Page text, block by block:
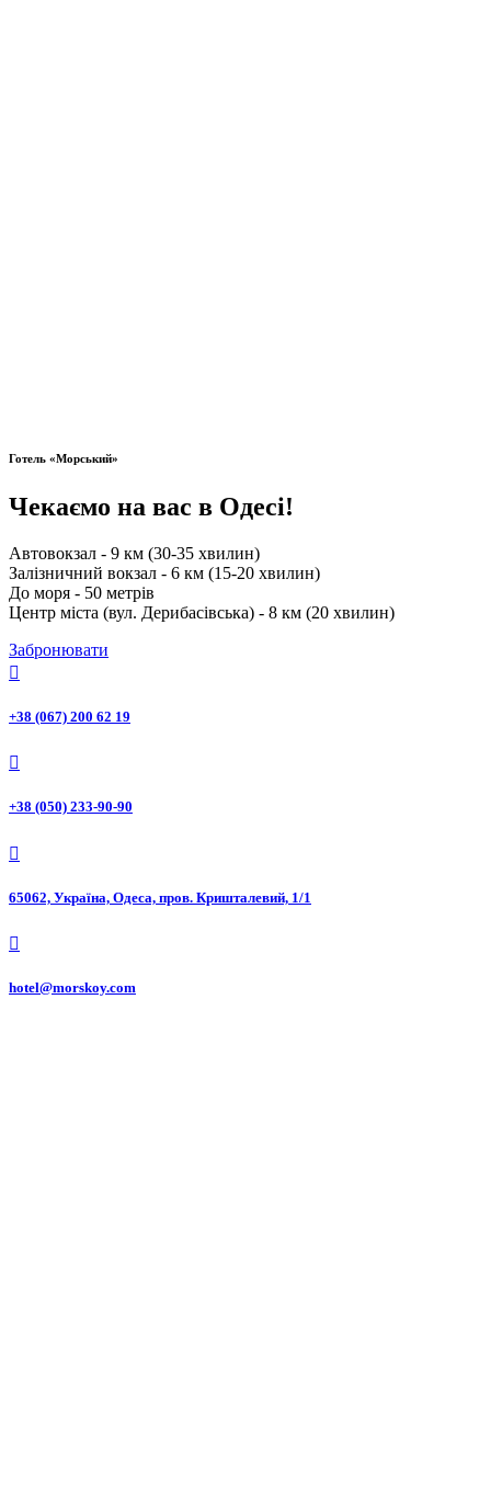
Готель «Морський»
Чекаємо на вас в Одесі!
Автовокзал - 9 км (30-35 хвилин)
Залізничний вокзал - 6 км (15-20 хвилин)
До моря - 50 метрів
Центр міста (вул. Дерибасівська) - 8 км (20 хвилин)
Забронювати

+38 (067) 200 62 19

+38 (050) 233-90-90

65062, Україна, Одеса, пров. Кришталевий, 1/1

hotel@morskoy.com